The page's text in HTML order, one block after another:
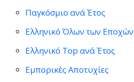
Παγκόσμιο ανά Έτος
Ελληνικό Όλων των Εποχών
Ελληνικό Top ανά Έτος
Εμπορικές Αποτυχίες